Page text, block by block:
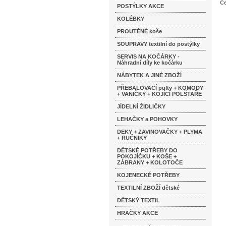
POSTÝLKY AKCE
KOLÉBKY
PROUTĚNÉ koše
SOUPRAVY textilní do postýlky
SERVIS NA KOČÁRKY -
Náhradní díly ke kočárku
NÁBYTEK A JINÉ ZBOŽÍ
PŘEBALOVACÍ pulty + KOMODY
+ VANIČKY + KOJÍCÍ POLŠTAŘE
JÍDELNÍ ŽIDLIČKY
LEHAČKY a POHOVKY
DEKY + ZAVINOVAČKY + PLYMA
+ RUČNIKY
DĚTSKÉ POTŘEBY DO
POKOJÍČKU + KOŠE +
ZÁBRANY + KOLOTOČE
KOJENECKÉ POTŘEBY
TEXTILNÍ ZBOŽÍ dětské
DĚTSKÝ TEXTIL
HRAČKY AKCE